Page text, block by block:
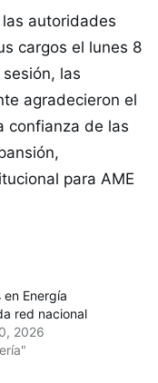
autoridades
cargos el lunes 8
las
agradecieron el
confianza de las
para AME
en Energía
red nacional
2026